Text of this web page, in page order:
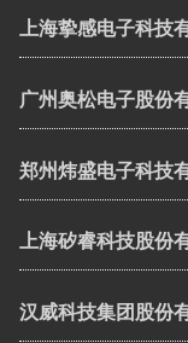
上海挚感电子科技
广州奥松电子股份
郑州炜盛电子科技
上海矽睿科技股份
汉威科技集团股份